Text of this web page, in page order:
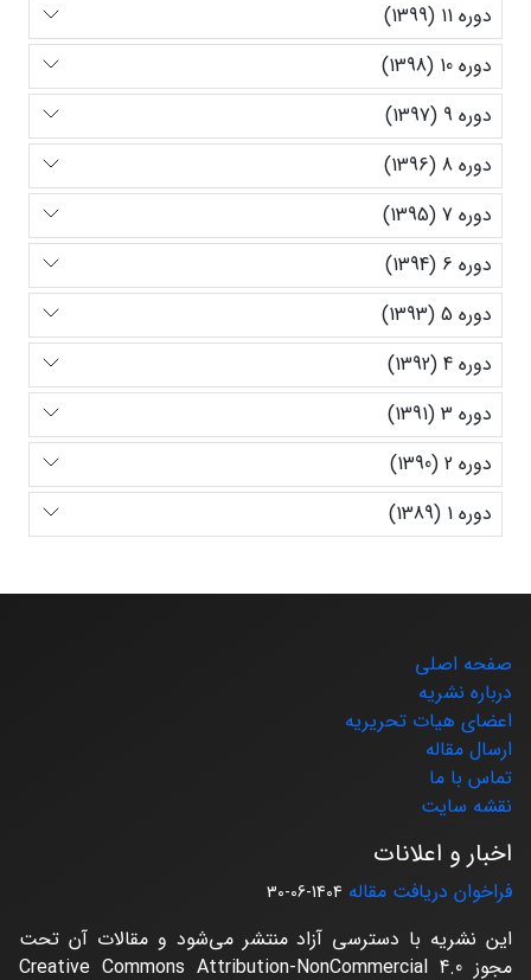
دوره 11 (1399)
دوره 10 (1398)
دوره 9 (1397)
دوره 8 (1396)
دوره 7 (1395)
دوره 6 (1394)
دوره 5 (1393)
دوره 4 (1392)
دوره 3 (1391)
دوره 2 (1390)
دوره 1 (1389)
صفحه اصلی
درباره نشریه
اعضای هیات تحریریه
ارسال مقاله
تماس با ما
نقشه سایت
اخبار و اعلانات
فراخوان دریافت مقاله 1404-06-30
این نشریه با دسترسی آزاد منتشر می‌شود و مقالات آن تحت
مجوز Creative Commons Attribution-NonCommercial 4.0